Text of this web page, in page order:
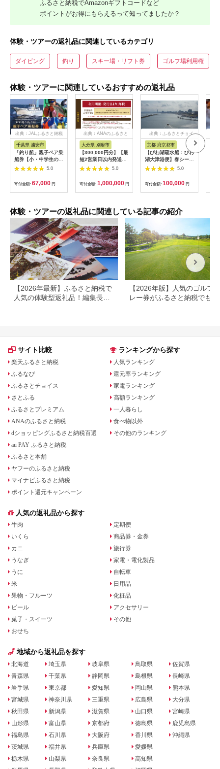
ふるさと納税でAmazonギフトコードなど
ポイントがお得にもらえるって知ってましたか？
体験・ツアーの返礼品に関連しているカテゴリ
ダイビング 釣り スキー場・リフト券 ゴルフ場利用権
体験・ツアーに関連しているおすすめの返礼品
出典：JALふるさと納税
千葉県 浦安市
「釣り船」親子ペア乗
船券【小・中学生のお
子様】
5.0
寄付金額: 67,000 円
出典：ANAのふるさと
大分県 別府市
【300,000円分】【最
短2営業日以内発送】
別府市内の旅館やホテ
ルで使用できる宿泊補
助券 楽しい旅の思い
出を！ 宿泊券 大分県
別府市 3000円 15000
円 30万円 ホテル 旅
館 温泉 旅行 観光 ト
ラベル 宿泊補助券 チ
ケット クーポン 宿泊
お泊り 別府温泉 別府
観光 地獄めぐり 旅 お
すすめ 人気 体験型 節
約_B030-007
5.0
寄付金額: 1,000,000 円
出典：ふるさとチョイ
京都 府京都市
【びわ湖疏水船：びわ
湖大津港便】春シーズ
ン先行予約権（２名様
分の乗船予約の権利）
5.0
寄付金額: 100,000 円
体験・ツアーの返礼品に関連している記事の紹介
【2026年最新】ふるさと納税で
人気の体験型返礼品！編集長お
【2026年版】人気のゴルフ
レー券がふるさと納税でもら
サイト比較
楽天ふるさと納税
ふるなび
ふるさとチョイス
さとふる
ふるさとプレミアム
ANAのふるさと納税
dショッピングふるさと納税百選
au PAY ふるさと納税
ふるさと本舗
ヤフーのふるさと納税
マイナビふるさと納税
ポイント還元キャンペーン
ランキングから探す
人気ランキング
還元率ランキング
家電ランキング
高額ランキング
一人暮らし
食べ物以外
その他のランキング
人気の返礼品から探す
牛肉
いくら
カニ
うなぎ
うに
米
果物・フルーツ
ビール
菓子・スイーツ
おせち
定期便
商品券・金券
旅行券
家電・電化製品
自転車
日用品
化粧品
アクセサリー
その他
地域から返礼品を探す
北海道
青森県
岩手県
宮城県
秋田県
山形県
福島県
茨城県
栃木県
埼玉県
千葉県
東京都
神奈川県
新潟県
富山県
石川県
福井県
山梨県
岐阜県
静岡県
愛知県
三重県
滋賀県
京都府
大阪府
兵庫県
奈良県
鳥取県
島根県
岡山県
広島県
山口県
徳島県
香川県
愛媛県
高知県
佐賀県
長崎県
熊本県
大分県
宮崎県
鹿児島県
沖縄県